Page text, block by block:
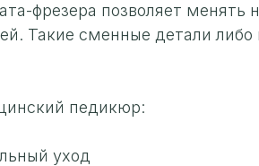
фрезера позволяет менять
Такие сменные детали
педикюр:
уход